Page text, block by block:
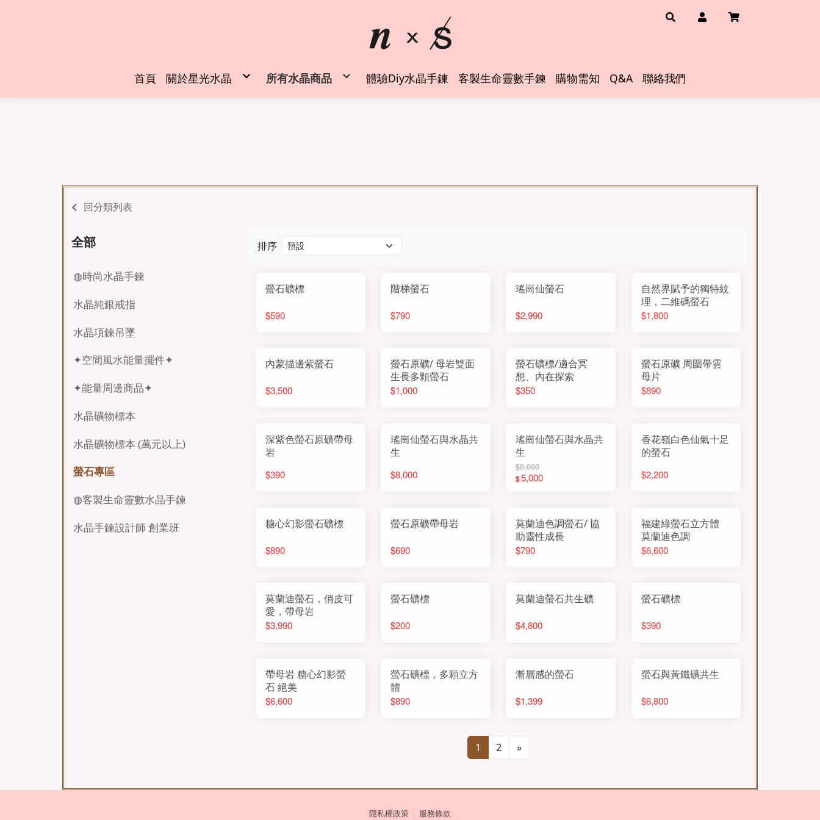
首頁 關於星光水晶 所有水晶商品 體驗Diy水晶手鍊 客製生命靈數手鍊 購物需知 Q&A 聯絡我們
回分類列表
排序
螢石礦標
$590
階梯螢石
$790
瑤崗仙螢石
$2,990
自然界賦予的獨特紋
理，二維碼螢石
$1,800
內蒙描邊紫螢石
$3,500
螢石原礦/ 母岩雙面
生長多顆螢石
$1,000
螢石礦標/適合冥
想、內在探索
$350
螢石原礦 周圍帶雲
母片
$890
深紫色螢石原礦帶母
岩
$390
瑤崗仙螢石與水晶共
生
$8,000
瑤崗仙螢石與水晶共
生
$8,000
$5,000
香花嶺白色仙氣十足
的螢石
$2,200
糖心幻影螢石礦標
$890
螢石原礦帶母岩
$690
莫蘭迪色調螢石/ 協
助靈性成長
$790
福建綠螢石立方體
莫蘭迪色調
$6,600
莫蘭迪螢石，俏皮可
愛，帶母岩
$3,990
螢石礦標
$200
莫蘭迪螢石共生礦
$4,800
螢石礦標
$390
帶母岩 糖心幻影螢
石 絕美
$6,600
螢石礦標，多顆立方
體
$890
漸層感的螢石
$1,399
螢石與黃鐵礦共生
$6,800
1 2 »
全部
◍時尚水晶手鍊
水晶純銀戒指
水晶項鍊吊墜
✦空間風水能量擺件✦
✦能量周邊商品✦
水晶礦物標本
水晶礦物標本 (萬元以上)
螢石專區
◍客製生命靈數水晶手鍊
水晶手鍊設計師 創業班
隱私權政策 服務條款